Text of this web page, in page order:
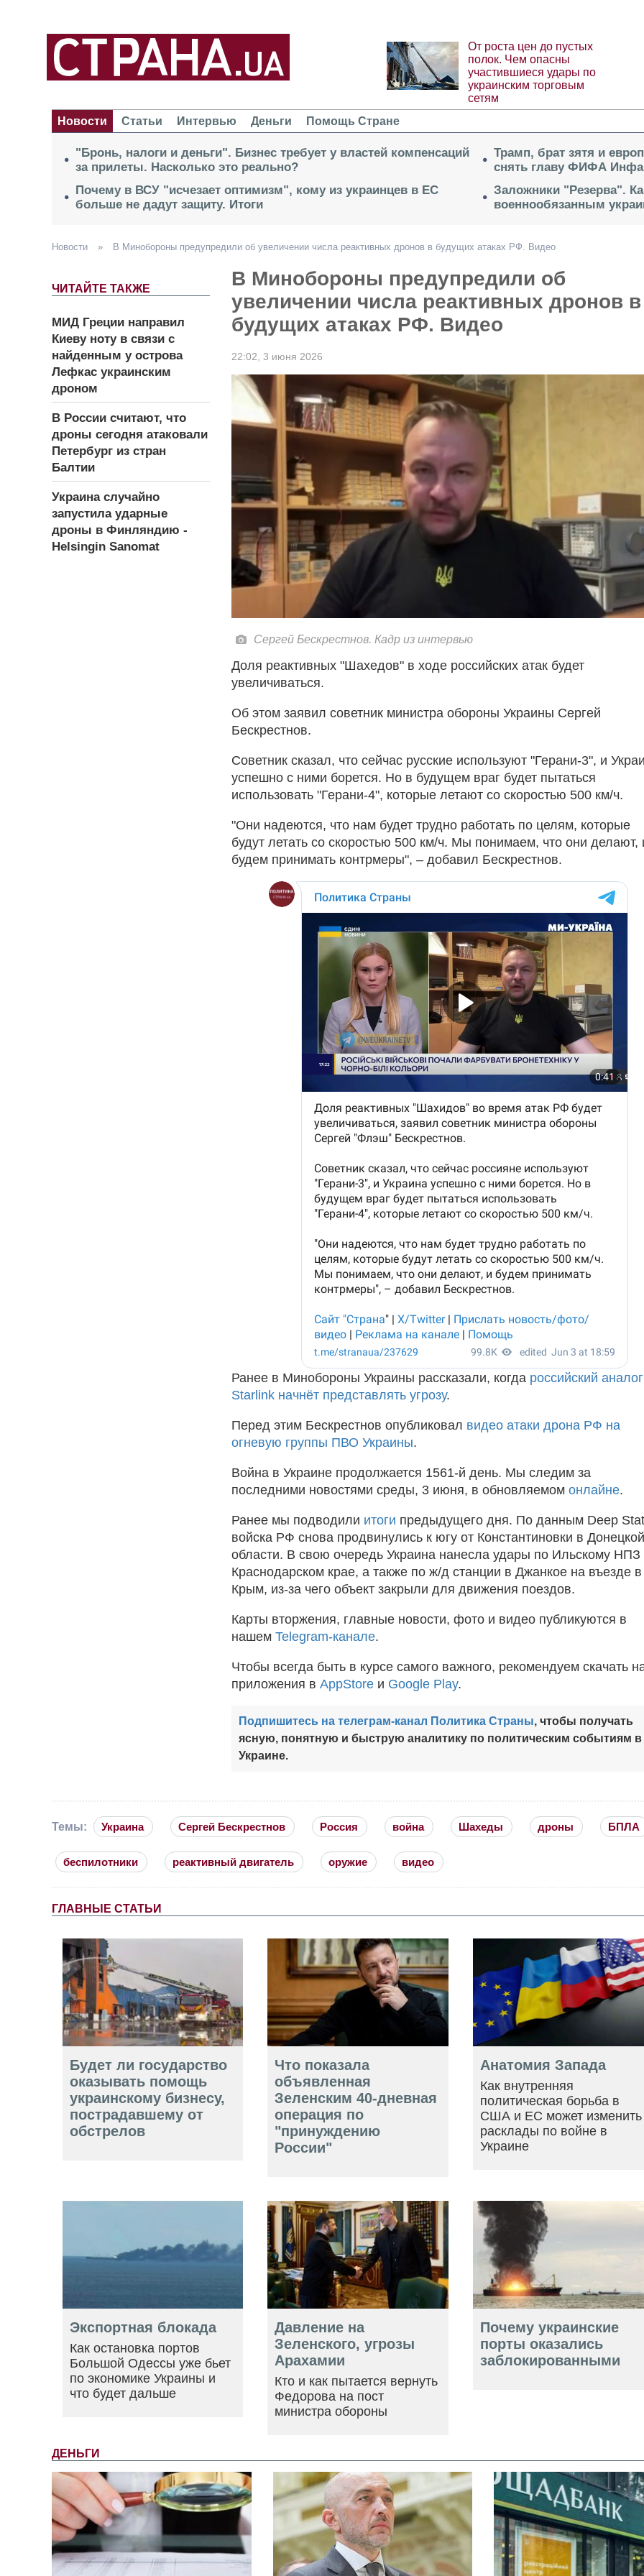
От роста цен до пустых
полок. Чем опасны
участившиеся удары по
украинским торговым
сетям
Новости
Статьи Интервью Деньги Помощь Стране
"Бронь, налоги и деньги". Бизнес требует у властей компенсаций
за прилеты. Насколько это реально?
Почему в ВСУ "исчезает оптимизм", кому из украинцев в ЕС
больше не дадут защиту. Итоги
Трамп, брат зятя и
снять главу ФИФА
Заложники "Резерва".
военнообязанным
Новости » В Минобороны предупредили об увеличении числа реактивных дронов в будущих атаках РФ. Видео
ЧИТАЙТЕ ТАКЖЕ
МИД Греции направил
Киеву ноту в связи с
найденным у острова
Лефкас украинским
дроном
В России считают, что
дроны сегодня атаковали
Петербург из стран
Балтии
Украина случайно
запустила ударные
дроны в Финляндию -
Helsingin Sanomat
В Минобороны предупредили об
увеличении числа реактивных дронов в
будущих атаках РФ. Видео
22:02, 3 июня 2026
Сергей Бескрестнов. Кадр из интервью
Доля реактивных "Шахедов" в ходе российских атак будет
увеличиваться.
Об этом заявил советник министра обороны Украины Сергей
Бескрестнов.
Советник сказал, что сейчас русские используют "Герани-3", и
успешно с ними борется. Но в будущем враг будет пытаться
использовать "Герани-4", которые летают со скоростью 500 км/ч.
"Они надеются, что нам будет трудно работать по целям, которые
будут летать со скоростью 500 км/ч. Мы понимаем, что они делают,
будем принимать контрмеры", – добавил Бескрестнов.
Ранее в Минобороны Украины рассказали, когда российский аналог
Starlink начнёт представлять угрозу.
Перед этим Бескрестнов опубликовал видео атаки дрона РФ на
огневую группы ПВО Украины.
Война в Украине продолжается 1561-й день. Мы следим за
последними новостями среды, 3 июня, в обновляемом онлайне.
Ранее мы подводили итоги предыдущего дня. По данным Deep
войска РФ снова продвинулись к югу от Константиновки в Донецкой
области. В свою очередь Украина нанесла удары по Ильскому НПЗ
Краснодарском крае, а также по ж/д станции в Джанкое на въезде в
Крым, из-за чего объект закрыли для движения поездов.
Карты вторжения, главные новости, фото и видео публикуются в
нашем Telegram-канале.
Чтобы всегда быть в курсе самого важного, рекомендуем скачать
приложения в AppStore и Google Play.
Подпишитесь на телеграм-канал Политика Страны, чтобы получать
ясную, понятную и быструю аналитику по политическим событиям в
Украине.
Темы: Украина Сергей Бескрестнов Россия война Шахеды дроны БПЛА
беспилотники реактивный двигатель оружие видео
ГЛАВНЫЕ СТАТЬИ
Будет ли государство
оказывать помощь
украинскому бизнесу,
пострадавшему от
обстрелов
Что показала
объявленная
Зеленским 40-дневная
операция по
"принуждению
России"
Анатомия Запада
Как внутренняя
политическая борьба в
США и ЕС может изменить
расклады по войне в
Украине
Экспортная блокада
Как остановка портов
Большой Одессы уже бьет
по экономике Украины и
что будет дальше
Давление на
Зеленского, угрозы
Арахамии
Кто и как пытается вернуть
Федорова на пост
министра обороны
Почему украинские
порты оказались
заблокированными
ДЕНЬГИ